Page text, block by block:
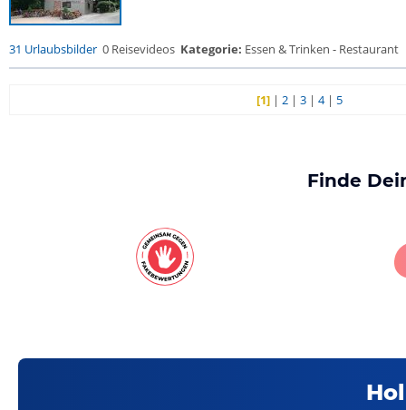
31 Urlaubsbilder 0 Reisevideos Kategorie: Essen & Trinken - Restaurant
[1] |2 |3 |4| 5
Finde